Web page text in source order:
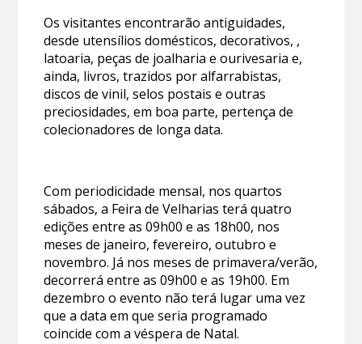
Os visitantes encontrarão antiguidades,
desde utensílios domésticos, decorativos, ,
latoaria, peças de joalharia e ourivesaria e,
ainda, livros, trazidos por alfarrabistas,
discos de vinil, selos postais e outras
preciosidades, em boa parte, pertença de
colecionadores de longa data.
Com periodicidade mensal, nos quartos
sábados, a Feira de Velharias terá quatro
edições entre as 09h00 e as 18h00, nos
meses de janeiro, fevereiro, outubro e
novembro. Já nos meses de primavera/verão,
decorrerá entre as 09h00 e as 19h00. Em
dezembro o evento não terá lugar uma vez
que a data em que seria programado
coincide com a véspera de Natal.